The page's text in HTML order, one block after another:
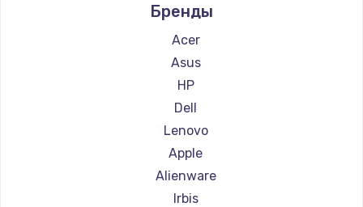
Ремонт компьютеров Beelink
Ремонт компьютеров CHUWI
Бренды
Acer
Asus
HP
Dell
Lenovo
Apple
Alienware
Irbis